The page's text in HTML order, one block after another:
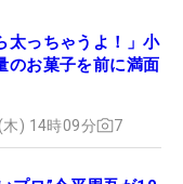
太っちゃうよ！」小
のお菓子を前に満面
) 14時09分 7